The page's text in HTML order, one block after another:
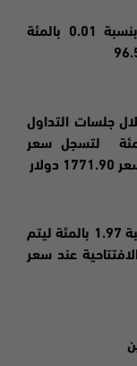
– كما انخفض مؤشر الدولار الامريكي بنسبة 0.01 بالمئة
جلسات التداول
انخفاض بنسبة 0.10 بالمئة لتسجل سعر
– بينما انخفضت العقود الاجلة للفضة بنسبة 1.97 بالمئة ليتم
21.91مقارنة مع الافتتاحية عند سعر